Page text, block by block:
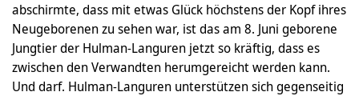
abschirmte, dass mit etwas Glück höchstens der Kopf ihres
Neugeborenen zu sehen war, ist das am 8. Juni geborene
Jungtier der Hulman-Languren jetzt so kräftig, dass es
zwischen den Verwandten herumgereicht werden kann.
Und darf. Hulman-Languren unterstützen sich gegenseitig